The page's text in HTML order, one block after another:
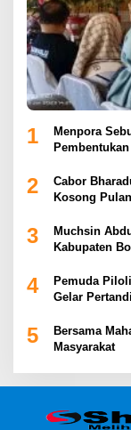
1
Menpora
Pembentukan
2
Cabor
Kosong
3
Muchsin
Kabupaten
4
Pemuda
Gelar
5
Bersama
Masyarakat